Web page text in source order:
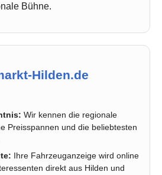
Bühne.
Hilden.de
Wir kennen die regionale
Preisspannen und die beliebtesten
Ihre Fahrzeuganzeige wird online
direkt aus Hilden und